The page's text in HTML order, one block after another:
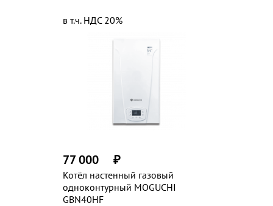
Котёл настенный газовый
одноконтурный MOGUCHI
GBN40HF
77 000 ₽
в т.ч. НДС 20%